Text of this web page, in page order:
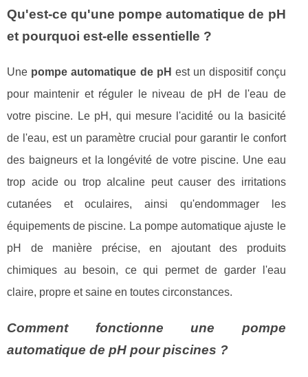
Qu'est-ce qu'une pompe automatique de pH
et pourquoi est-elle essentielle ?
Une pompe automatique de pH est un dispositif conçu
pour maintenir et réguler le niveau de pH de l'eau de
votre piscine. Le pH, qui mesure l'acidité ou la basicité
de l'eau, est un paramètre crucial pour garantir le confort
des baigneurs et la longévité de votre piscine. Une eau
trop acide ou trop alcaline peut causer des irritations
cutanées et oculaires, ainsi qu'endommager les
équipements de piscine. La pompe automatique ajuste le
pH de manière précise, en ajoutant des produits
chimiques au besoin, ce qui permet de garder l'eau
claire, propre et saine en toutes circonstances.
Comment fonctionne une pompe
automatique de pH pour piscines ?